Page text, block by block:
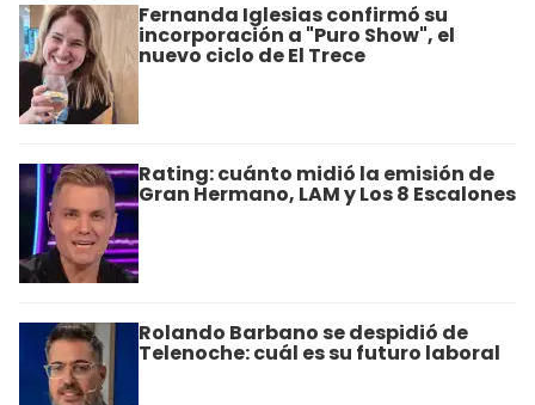
Fernanda Iglesias confirmó su
incorporación a "Puro Show", el
nuevo ciclo de El Trece
Rating: cuánto midió la emisión de
Gran Hermano, LAM y Los 8 Escalones
Rolando Barbano se despidió de
Telenoche: cuál es su futuro laboral